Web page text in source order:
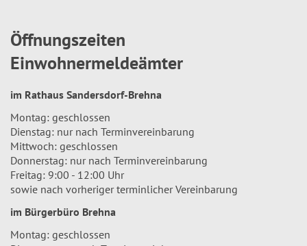
Öffnungszeiten
Einwohnermeldeämter
im Rathaus Sandersdorf-Brehna
Montag: geschlossen
Dienstag: nur nach Terminvereinbarung
Mittwoch: geschlossen
Donnerstag: nur nach Terminvereinbarung
Freitag: 9:00 - 12:00 Uhr
sowie nach vorheriger terminlicher Vereinbarung
im Bürgerbüro Brehna
Montag: geschlossen